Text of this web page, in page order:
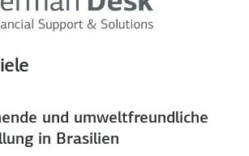
und umweltfreundliche
in Brasilien